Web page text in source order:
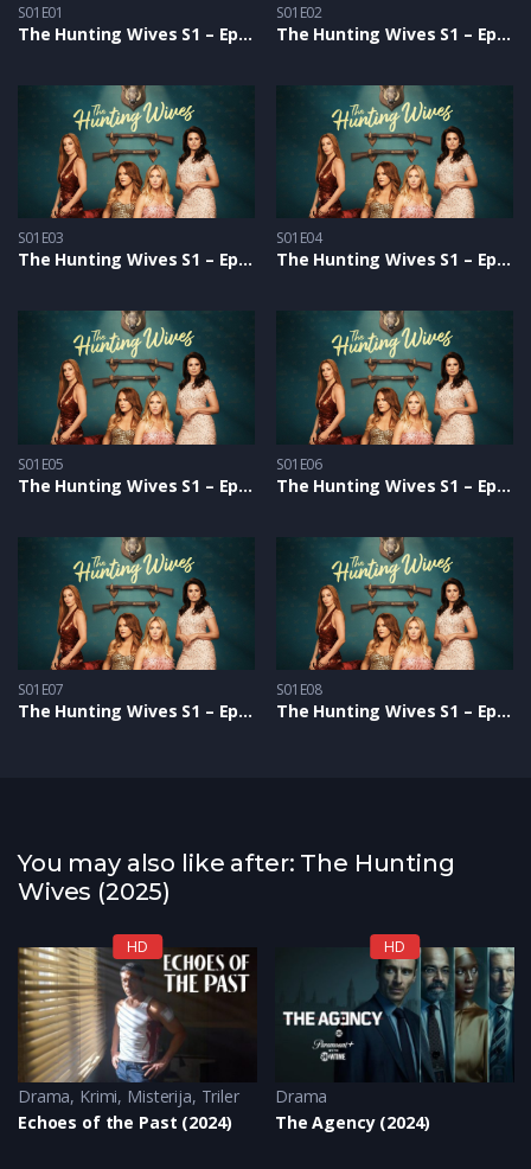
S01E01
The Hunting Wives S1 – Epizoda 01
S01E02
The Hunting Wives S1 – Epizoda 02
S01E03
The Hunting Wives S1 – Epizoda 03
S01E04
The Hunting Wives S1 – Epizoda 04
S01E05
The Hunting Wives S1 – Epizoda 05
S01E06
The Hunting Wives S1 – Epizoda 06
S01E07
The Hunting Wives S1 – Epizoda 07
S01E08
The Hunting Wives S1 – Epizoda 08
You may also like after: The Hunting
Wives (2025)
HD
Drama, Krimi, Misterija, Triler
Echoes of the Past (2024)
HD
Drama
The Agency (2024)